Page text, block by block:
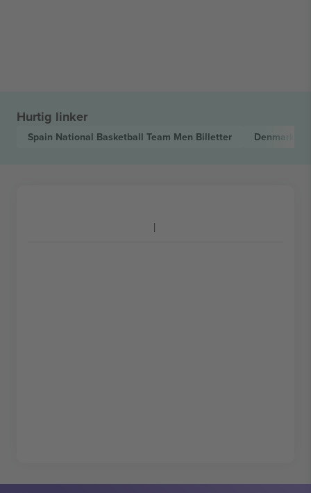
Hurtig linker
Spain National Basketball Team Men Billetter Denmark